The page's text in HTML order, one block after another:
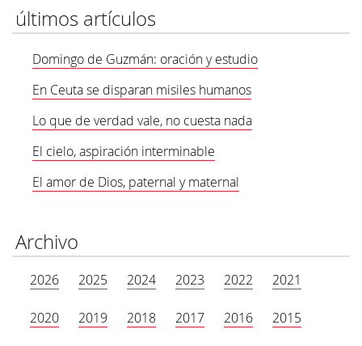
últimos artículos
Domingo de Guzmán: oración y estudio
En Ceuta se disparan misiles humanos
Lo que de verdad vale, no cuesta nada
El cielo, aspiración interminable
El amor de Dios, paternal y maternal
Archivo
2026 2025 2024 2023 2022 2021
2020 2019 2018 2017 2016 2015